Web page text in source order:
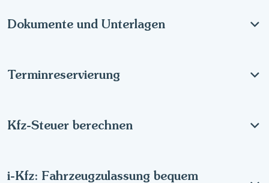
Dokumente und Unterlagen
Terminreservierung
Kfz-Steuer berechnen
i-Kfz: Fahrzeugzulassung bequem